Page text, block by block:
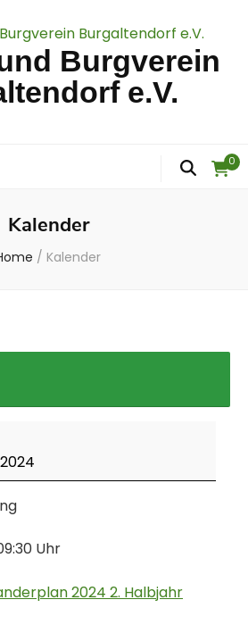
Burgverein
e.V.
0
Kalender
/ Kalender
Uhr
2024 2. Halbjahr